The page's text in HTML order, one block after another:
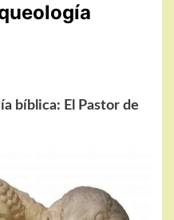
bíblica: El Pastor de